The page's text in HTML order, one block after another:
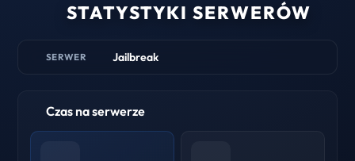
STATYSTYKI SERWERÓW
SERWER Jailbreak
Czas na serwerze